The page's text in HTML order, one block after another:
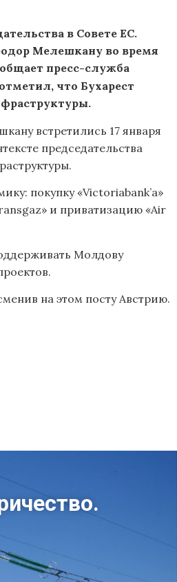
в Совете ЕС.
Мелешкану во время
пресс-служба
что Бухарест
встретились 17 января
председательства
покупку «Victoriabank’a»
и приватизацию «Air
Молдову
на этом посту Австрию.